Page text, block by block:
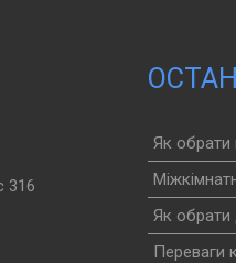
316
Як обрати
Як обрати
Переваги